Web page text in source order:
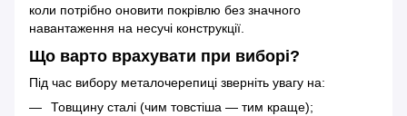
коли потрібно оновити покрівлю без значного
навантаження на несучі конструкції.
Що варто врахувати при виборі?
Під час вибору металочерепиці зверніть увагу на:
Товщину сталі (чим товстіша — тим краще);